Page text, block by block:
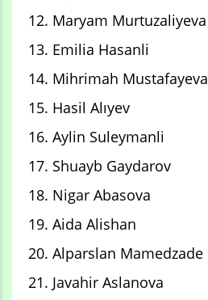
12. Maryam Murtuzaliyeva
13. Emilia Hasanli
14. Mihrimah Mustafayeva
15. Hasil Alıyev
16. Aylin Suleymanli
17. Shuayb Gaydarov
18. Nigar Abasova
19. Aida Alishan
20. Alparslan Mamedzade
21. Javahir Aslanova